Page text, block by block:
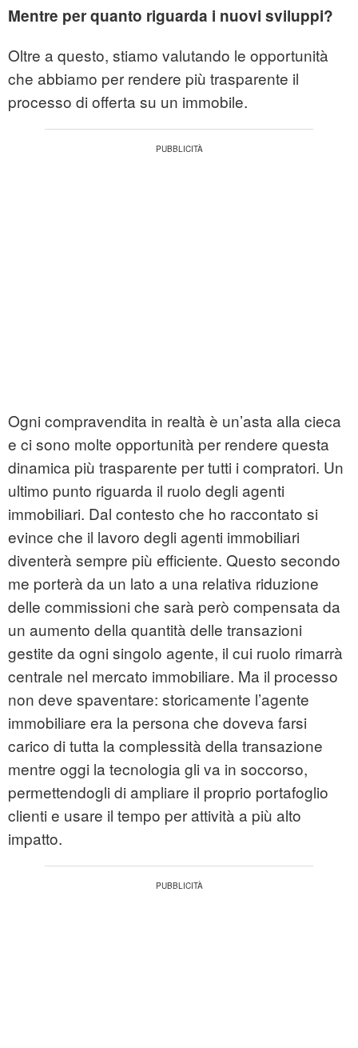
Mentre per quanto riguarda i nuovi sviluppi?
Oltre a questo, stiamo valutando le opportunità
che abbiamo per rendere più trasparente il
processo di offerta su un immobile.
Ogni compravendita in realtà è un’asta alla cieca
e ci sono molte opportunità per rendere questa
dinamica più trasparente per tutti i compratori. Un
ultimo punto riguarda il ruolo degli agenti
immobiliari. Dal contesto che ho raccontato si
evince che il lavoro degli agenti immobiliari
diventerà sempre più efficiente. Questo secondo
me porterà da un lato a una relativa riduzione
delle commissioni che sarà però compensata da
un aumento della quantità delle transazioni
gestite da ogni singolo agente, il cui ruolo rimarrà
centrale nel mercato immobiliare. Ma il processo
non deve spaventare: storicamente l’agente
immobiliare era la persona che doveva farsi
carico di tutta la complessità della transazione
mentre oggi la tecnologia gli va in soccorso,
permettendogli di ampliare il proprio portafoglio
clienti e usare il tempo per attività a più alto
impatto.